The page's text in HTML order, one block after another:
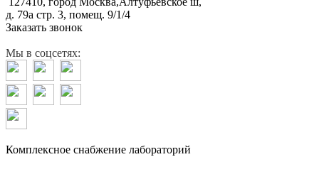
д. 79а стр. 3, помещ. 9/1/4
Заказать звонок
Мы в соцсетях:
Комплексное снабжение лабораторий